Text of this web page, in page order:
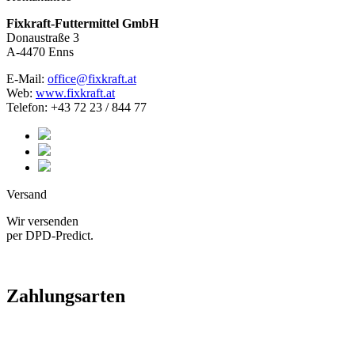
Fixkraft-Futtermittel GmbH
Donaustraße 3
A-4470 Enns
E-Mail: office@fixkraft.at
Web: www.fixkraft.at
Telefon: +43 72 23 / 844 77
Versand
Wir versenden
per DPD-Predict.
Zahlungsarten